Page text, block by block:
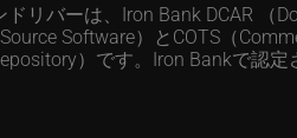
ドリバーは、Iron Bank DCAR （
Software）とCOTS（
）です。Iron Bankで認